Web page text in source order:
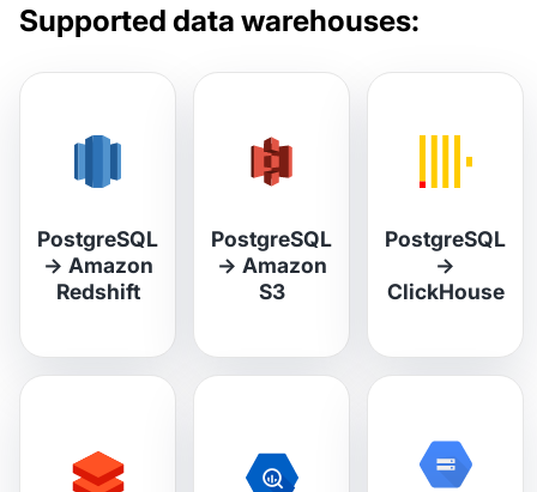
Supported data warehouses:
PostgreSQL
→ Amazon
Redshift
PostgreSQL
→ Amazon
S3
PostgreSQL
→
ClickHouse